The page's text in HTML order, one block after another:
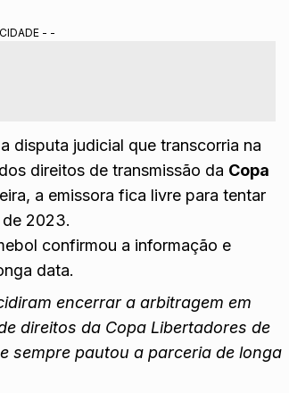
- -
disputa judicial que transcorria na
direitos de transmissão da Copa
a emissora fica livre para tentar
2023.
confirmou a informação e
data.
encerrar a arbitragem em
direitos da Copa Libertadores de
sempre pautou a parceria de longa